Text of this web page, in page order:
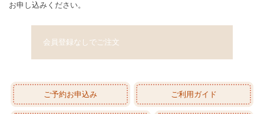
お申し込みください。
会員登録なしでご注文
ご予約お申込み ご利用ガイド